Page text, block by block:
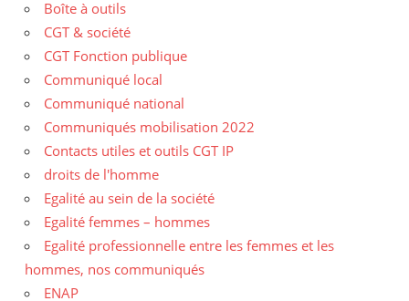
Boîte à outils
CGT & société
CGT Fonction publique
Communiqué local
Communiqué national
Communiqués mobilisation 2022
Contacts utiles et outils CGT IP
droits de l'homme
Egalité au sein de la société
Egalité femmes – hommes
Egalité professionnelle entre les femmes et les
hommes, nos communiqués
ENAP